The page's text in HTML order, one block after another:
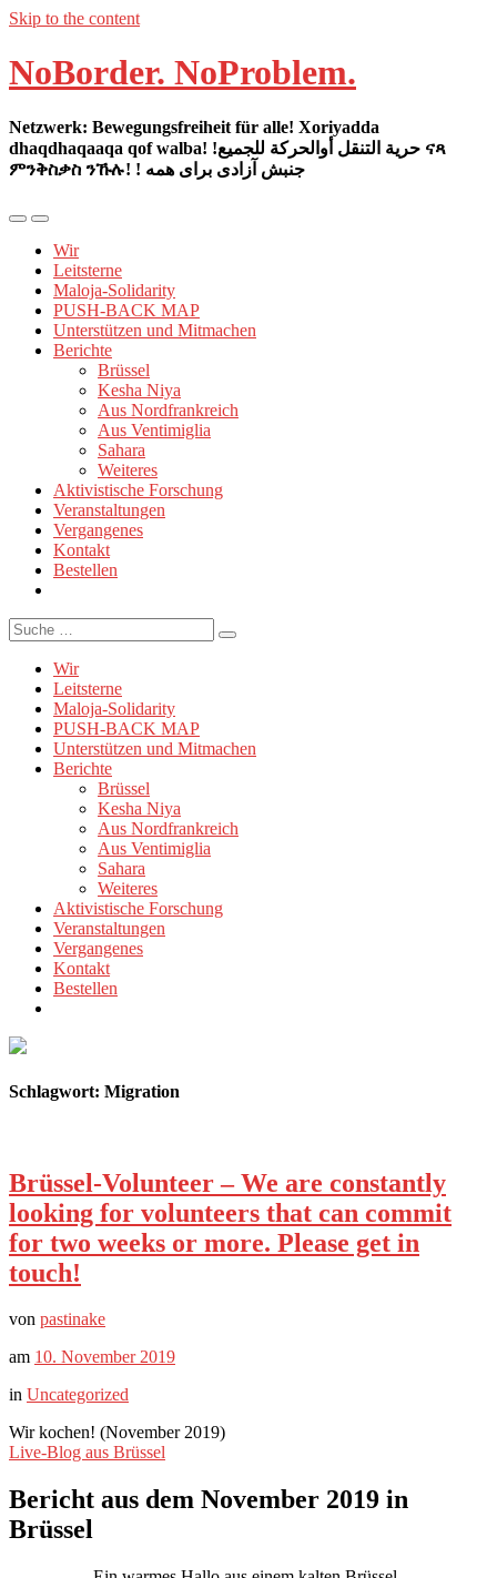
Skip to the content
NoBorder. NoProblem.
Netzwerk: Bewegungsfreiheit für alle! Xoriyadda
dhaqdhaqaaqa qof walba! !حرية التنقل أوالحركة للجميع ናጻ
ምንቅስቃስ ንኹሉ! ! جنبش آزادی برای همه
Mobil-
umschalten
Suchfeld
umschalten
Wir
Leitsterne
Maloja-Solidarity
PUSH-BACK MAP
Unterstützen und Mitmachen
Berichte
Brüssel
Kesha Niya
Aus Nordfrankreich
Aus Ventimiglia
Sahara
Weiteres
Aktivistische Forschung
Veranstaltungen
Vergangenes
Kontakt
Bestellen
Suche
Wir
Leitsterne
Maloja-Solidarity
PUSH-BACK MAP
Unterstützen und Mitmachen
Berichte
Brüssel
Kesha Niya
Aus Nordfrankreich
Aus Ventimiglia
Sahara
Weiteres
Aktivistische Forschung
Veranstaltungen
Vergangenes
Kontakt
Bestellen
Schlagwort: Migration
Brüssel-Volunteer – We are constantly
looking for volunteers that can commit
for two weeks or more. Please get in
touch!
von pastinake
am 10. November 2019
in Uncategorized
Wir kochen! (November 2019)
Live-Blog aus Brüssel
Bericht aus dem November 2019 in
Brüssel